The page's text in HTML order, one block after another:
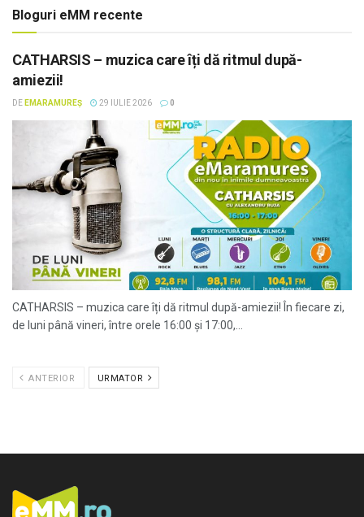
Bloguri eMM recente
CATHARSIS – muzica care îți dă ritmul după-
amiezii!
DE EMARAMUREȘ 29 IULIE 2026 0
CATHARSIS – muzica care îți dă ritmul după-amiezii! În fiecare zi,
de luni până vineri, între orele 16:00 și 17:00,...
ANTERIOR URMATOR